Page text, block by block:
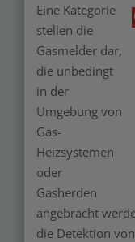
Eine Kategorie
stellen die
Gasmelder dar,
die unbedingt
in der
Umgebung von
Gas-
Heizsystemen
oder
Gasherden
angebracht
die Detektion